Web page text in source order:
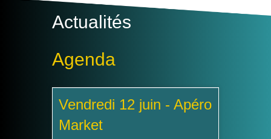
Actualités
Agenda
Vendredi 12 juin - Apéro
Market